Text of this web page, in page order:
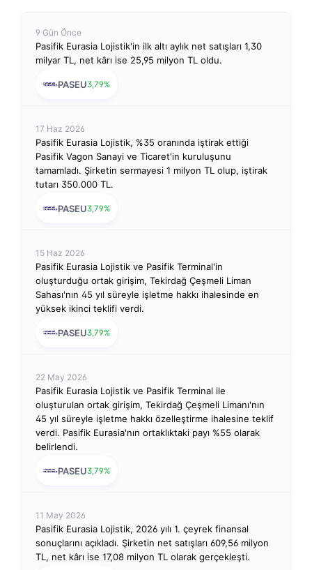
9 Gün Önce
Pasifik Eurasia Lojistik'in ilk altı aylık net satışları 1,30
milyar TL, net kârı ise 25,95 milyon TL oldu.
PASEU3,79%
17 Haz 2026
Pasifik Eurasia Lojistik, %35 oranında iştirak ettiği
Pasifik Vagon Sanayi ve Ticaret'in kuruluşunu
tamamladı. Şirketin sermayesi 1 milyon TL olup, iştirak
tutarı 350.000 TL.
PASEU3,79%
15 Haz 2026
Pasifik Eurasia Lojistik ve Pasifik Terminal'in
oluşturduğu ortak girişim, Tekirdağ Çeşmeli Liman
Sahası'nın 45 yıl süreyle işletme hakkı ihalesinde en
yüksek ikinci teklifi verdi.
PASEU3,79%
22 May 2026
Pasifik Eurasia Lojistik ve Pasifik Terminal ile
oluşturulan ortak girişim, Tekirdağ Çeşmeli Limanı'nın
45 yıl süreyle işletme hakkı özelleştirme ihalesine teklif
verdi. Pasifik Eurasia'nın ortaklıktaki payı %55 olarak
belirlendi.
PASEU3,79%
11 May 2026
Pasifik Eurasia Lojistik, 2026 yılı 1. çeyrek finansal
sonuçlarını açıkladı. Şirketin net satışları 609,56 milyon
TL, net kârı ise 17,08 milyon TL olarak gerçekleşti.